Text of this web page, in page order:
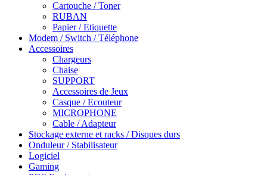
Cartouche / Toner
RUBAN
Papier / Etiquette
Modem / Switch / Téléphone
Accessoires
Chargeurs
Chaise
SUPPORT
Accessoires de Jeux
Casque / Ecouteur
MICROPHONE
Cable / Adapteur
Stockage externe et racks / Disques durs
Onduleur / Stabilisateur
Logiciel
Gaming